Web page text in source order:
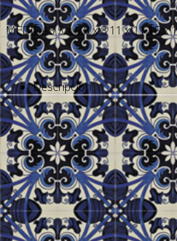
MEDIDAS 5 x 5 8 x 8 11 x 11 15 x
Descripción